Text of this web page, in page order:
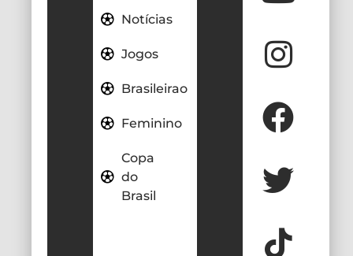
Notícias
Jogos
Brasileirao
Feminino
Copa
do
Brasil